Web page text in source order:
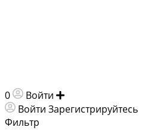
0 Войти
Войти Зарегистрируйтесь
Фильтр